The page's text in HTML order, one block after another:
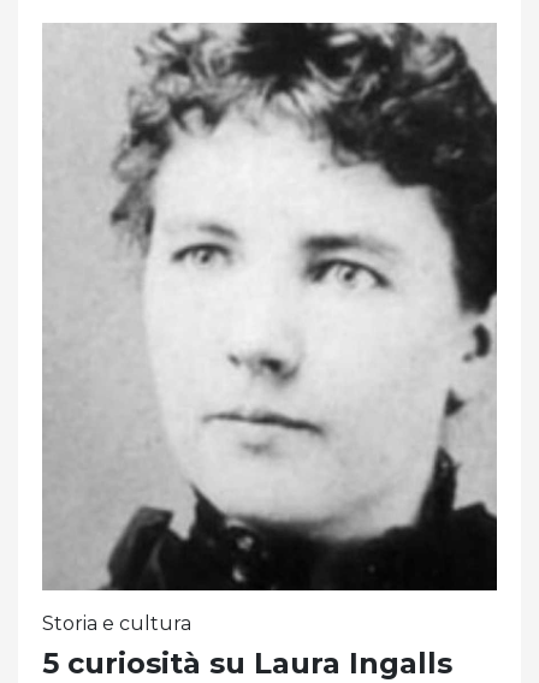
Storia e cultura
5 curiosità su Laura Ingalls